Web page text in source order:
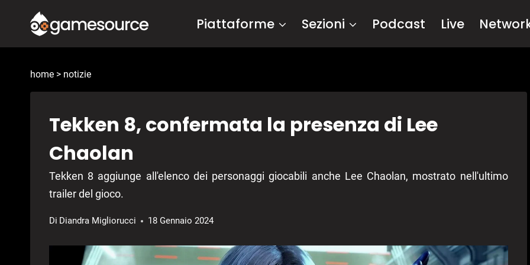
contenuto
Piattaforme Sezioni Podcast Live
home > notizie
Tekken 8, confermata la presenza di Lee
Chaolan
Tekken 8 aggiunge all'elenco dei personaggi giocabili anche Lee Chaolan, mostrato nell'ultimo
trailer del gioco.
Di Diandra Migliorucci 18 Gennaio 2024